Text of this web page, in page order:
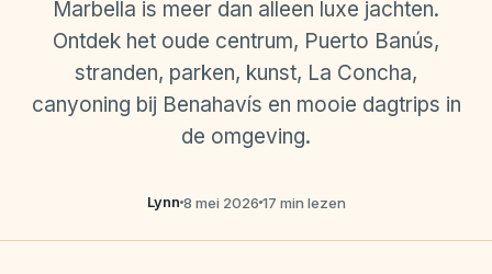
Marbella is meer dan alleen luxe jachten.
Ontdek het oude centrum, Puerto Banús,
stranden, parken, kunst, La Concha,
canyoning bij Benahavís en mooie dagtrips in
de omgeving.
Lynn 8 mei 2026 17 min lezen